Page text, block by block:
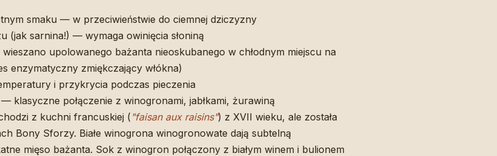
smaku — w przeciwieństwie do ciemnej dziczyzny
(jak sarnina!) — wymaga owinięcia słoniną
upolowanego bażanta nieoskubanego w chłodnym miejscu na
enzymatyczny zmiękczający włókna)
i przykrycia podczas pieczenia
— klasyczne połączenie z winogronami, jabłkami, żurawiną
z kuchni francuskiej ( "faisan aux raisins") z XVII wieku, ale została
Bony Sforzy. Białe winogrona winogronowate dają subtelną
mięso bażanta. Sok z winogron połączony z białym winem i bulionem